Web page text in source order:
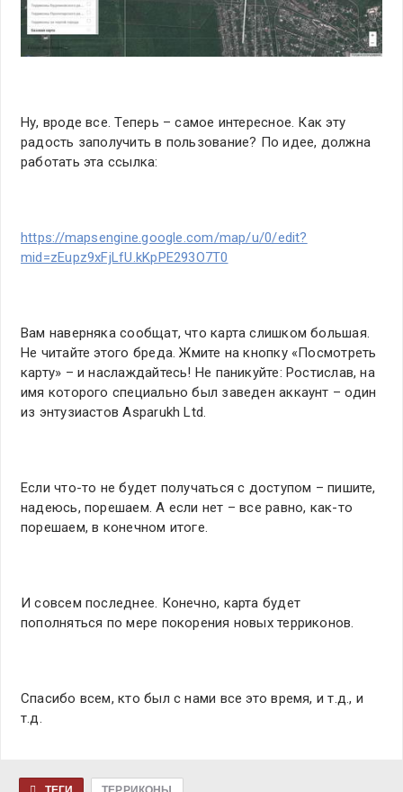
Ну, вроде все. Теперь – самое интересное. Как эту
радость заполучить в пользование? По идее, должна
работать эта ссылка:
https://mapsengine.google.com/map/u/0/edit?
mid=zEupz9xFjLfU.kKpPE293O7T0
Вам наверняка сообщат, что карта слишком большая.
Не читайте этого бреда. Жмите на кнопку «Посмотреть
карту» – и наслаждайтесь! Не паникуйте: Ростислав, на
имя которого специально был заведен аккаунт – один
из энтузиастов Asparukh Ltd.
Если что-то не будет получаться с доступом – пишите,
надеюсь, порешаем. А если нет – все равно, как-то
порешаем, в конечном итоге.
И совсем последнее. Конечно, карта будет
пополняться по мере покорения новых терриконов.
Спасибо всем, кто был с нами все это время, и т.д., и
т.д.